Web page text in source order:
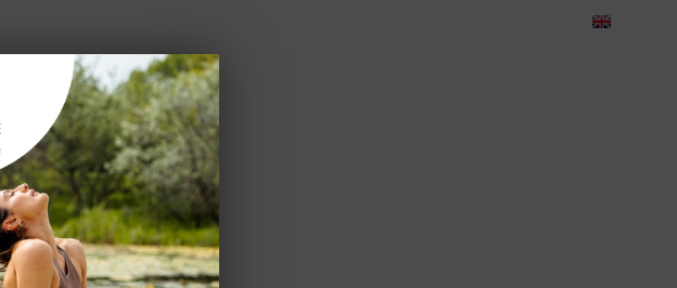
TARIFE INFO UTILE CORPORATE